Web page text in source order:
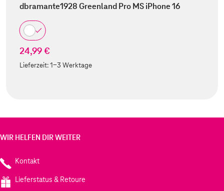
dbramante1928 Greenland Pro MS iPhone 16
24,99 €
Lieferzeit:1-3 Werktage
WIR HELFEN DIR WEITER
Kontakt
Lieferstatus & Retoure